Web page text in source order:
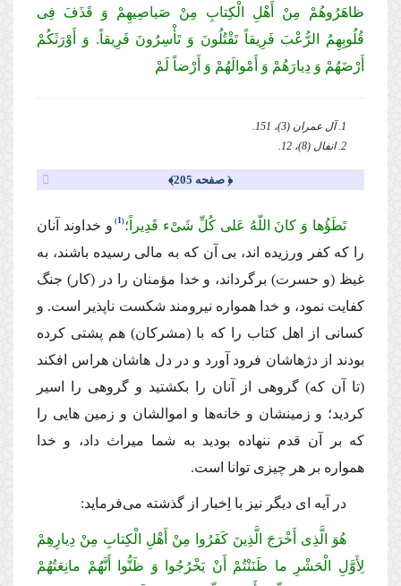
ظاهَرُوهُمْ مِنْ أَهْلِ الْكِتابِ مِنْ صَیاصِیهِمْ وَ قَذَفَ فِی
قُلُوبِهِمُ الرُّعْبَ فَرِیقاً تَقْتُلُونَ وَ تَأْسِرُونَ فَرِیقاً. وَ أَوْرَثَكُمْ
أَرْضَهُمْ وَ دِیارَهُمْ وَ أَمْوالَهُمْ وَ أَرْضاً لَمْ
1. آل عمران (3)، 151.
2. انفال (8)، 12.
﴿ صفحه 205﴾
تَطَؤُها وَ كانَ اللّهُ عَلى كُلِّ شَیْء قَدِیراً؛ 1
و خداوند آنان
را كه كفر ورزیده اند، بى آن كه به مالى رسیده باشند، به
غیظ (و حسرت) برگرداند، و خدا مؤمنان را در (كار) جنگ
كفایت نمود، و خدا همواره نیرومند شكست ناپذیر است. و
كسانى از اهل كتاب را كه با (مشركان) هم پشتى كرده
بودند از دژهاشان فرود آورد و در دل هاشان هراس افكند
(تا آن كه) گروهى از آنان را بكشتید و گروهى را اسیر
كردید؛ و زمینشان و خانه‌ها و اموالشان و زمین هایى را
كه بر آن قدم ننهاده بودید به شما میراث داد، و خدا
همواره بر هر چیزى توانا است.
در آیه اى دیگر نیز با اِخبار از گذشته مى‌فرماید:
هُوَ الَّذِى أَخْرَجَ الَّذِینَ كَفَرُوا مِنْ أَهْلِ الْكِتابِ مِنْ دِیارِهِمْ
لِأَوَّلِ الْحَشْرِ ما ظَنَنْتُمْ أَنْ یَخْرُجُوا وَ ظَنُّوا أَنَّهُمْ مانِعَتُهُمْ